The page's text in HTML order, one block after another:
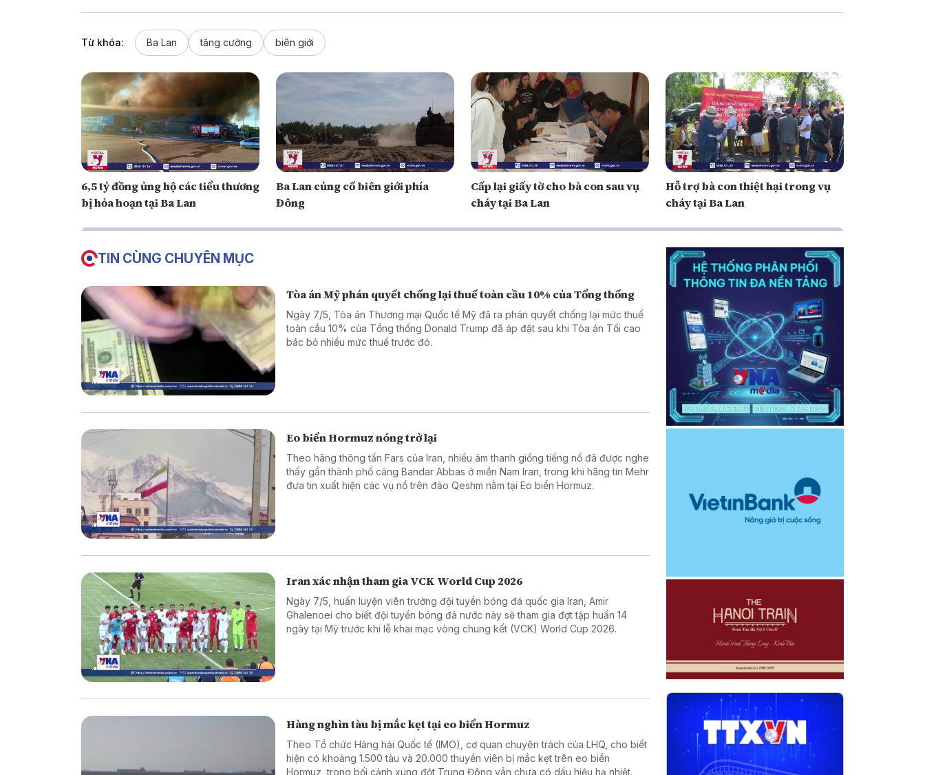
Từ khóa: Ba Lan tăng cường biên giới
6,5 tỷ đồng ủng hộ các tiểu thương
bị hỏa hoạn tại Ba Lan
Ba Lan củng cố biên giới phía
Đông
Cấp lại giấy tờ cho bà con sau vụ
cháy tại Ba Lan
Hỗ trợ bà con thiệt hại trong vụ
cháy tại Ba Lan
TIN CÙNG CHUYÊN MỤC
Tòa án Mỹ phán quyết chống lại thuế toàn cầu 10% của Tổng thống
Ngày 7/5, Tòa án Thương mại Quốc tế Mỹ đã ra phán quyết chống lại mức thuế
toàn cầu 10% của Tổng thống Donald Trump đã áp đặt sau khi Tòa án Tối cao
bác bỏ nhiều mức thuế trước đó.
Eo biển Hormuz nóng trở lại
Theo hãng thông tấn Fars của Iran, nhiều âm thanh giống tiếng nổ đã được nghe
thấy gần thành phố cảng Bandar Abbas ở miền Nam Iran, trong khi hãng tin Mehr
đưa tin xuất hiện các vụ nổ trên đảo Qeshm nằm tại Eo biển Hormuz.
Iran xác nhận tham gia VCK World Cup 2026
Ngày 7/5, huấn luyện viên trưởng đội tuyển bóng đá quốc gia Iran, Amir
Ghalenoei cho biết đội tuyển bóng đá nước này sẽ tham gia đợt tập huấn 14
ngày tại Mỹ trước khi lễ khai mạc vòng chung kết (VCK) World Cup 2026.
Hàng nghìn tàu bị mắc kẹt tại eo biển Hormuz
Theo Tổ chức Hàng hải Quốc tế (IMO), cơ quan chuyên trách của LHQ, cho biết
hiện có khoảng 1.500 tàu và 20.000 thuyền viên bị mắc kẹt trên eo biển
Hormuz, trong bối cảnh xung đột Trung Đông vẫn chưa có dấu hiệu hạ nhiệt.